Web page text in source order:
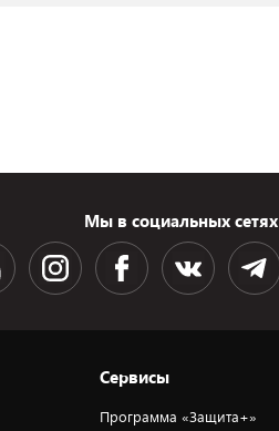
Мы в социальных сетях
Сервисы
Программа «Защита+»